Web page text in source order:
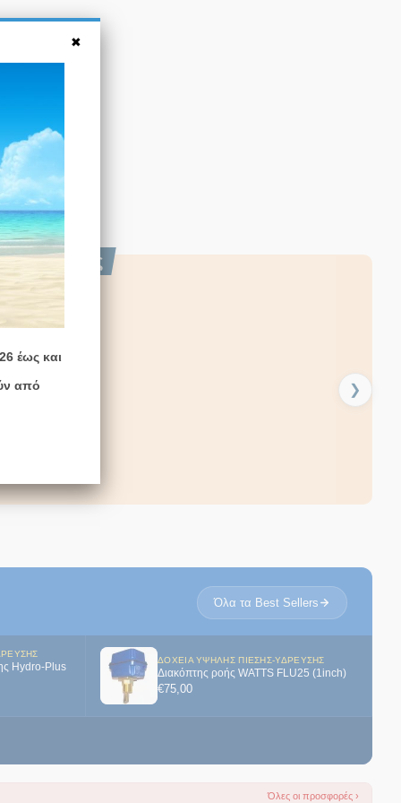
€ 170,00
επίσης
❯
Όλα τα Best Sellers
Hydro-Plus
ΔΟΧΕΊΑ ΥΨΗΛΉΣ ΠΊΕΣΗΣ-ΎΔΡΕΥΣΗΣ
Διακόπτης ροής WATTS FLU25 (1inch)
€75,00
Όλες οι προσφορές ›
έως και
από